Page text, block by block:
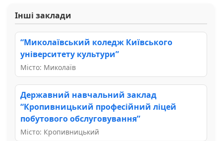
Інші заклади
“Миколаївський коледж Київського
університету культури”
Місто: Миколаїв
Державний навчальний заклад
“Кропивницький професійний ліцей
побутового обслуговування”
Місто: Кропивницький